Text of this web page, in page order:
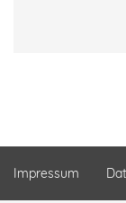
Impressum